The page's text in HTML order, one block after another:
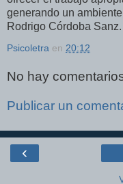
generando un
Rodrigo Córdoba
Psicoletra en 20:12
No hay
Publicar un
‹